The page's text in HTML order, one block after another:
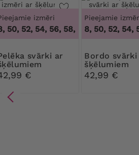
izmēri
52, 54, 56, 58, 60, 62, 64,46,
ar
€
Pieejamie
46, 48, 50, 52, 54,
Bordo svārki ar
šķēlumiem
42,99 €